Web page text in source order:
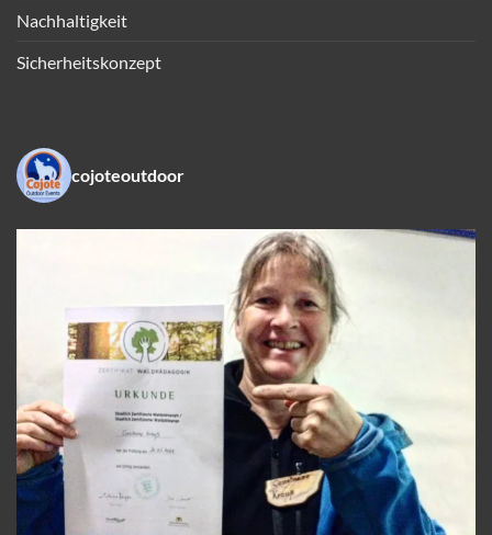
Nachhaltigkeit
Sicherheitskonzept
cojoteoutdoor